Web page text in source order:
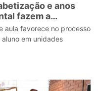
e anos
fazem a
de Sergipe
aula favorece no processo
em unidades